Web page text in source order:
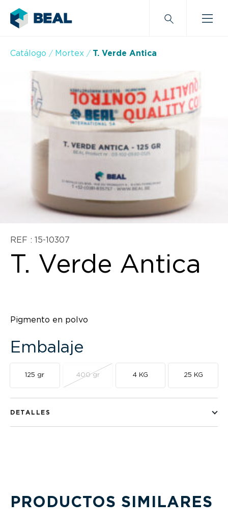
Catálogo Mortex T. Verde Antica
REF : 15-10307
T. Verde Antica
Pigmento en polvo
Embalaje
125 gr 400 gr 4 KG 25 KG
DETALLES
PRODUCTOS SIMILARES